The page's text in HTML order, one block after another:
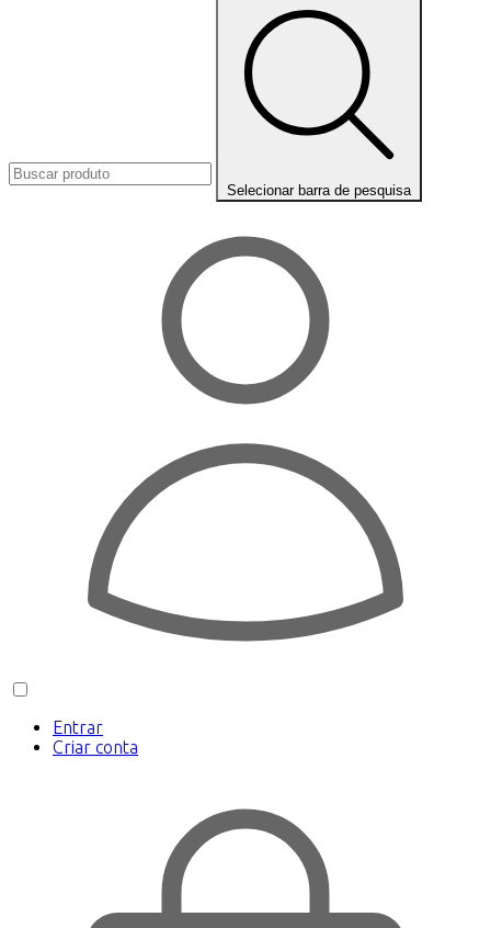
Selecionar barra de pesquisa
Entrar
Criar conta